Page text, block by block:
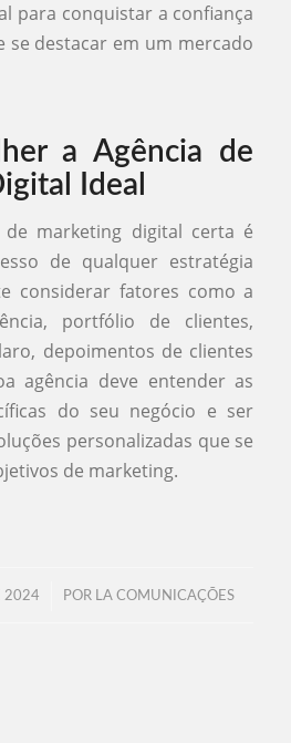
para conquistar a confiança
se destacar em um mercado
a Agência de
Ideal
de marketing digital certa é
de qualquer estratégia
considerar fatores como a
portfólio de clientes,
depoimentos de clientes
agência deve entender as
do seu negócio e ser
personalizadas que se
de marketing.
2024 POR LA COMUNICAÇÕES